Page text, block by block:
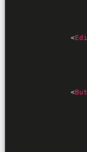
<
<